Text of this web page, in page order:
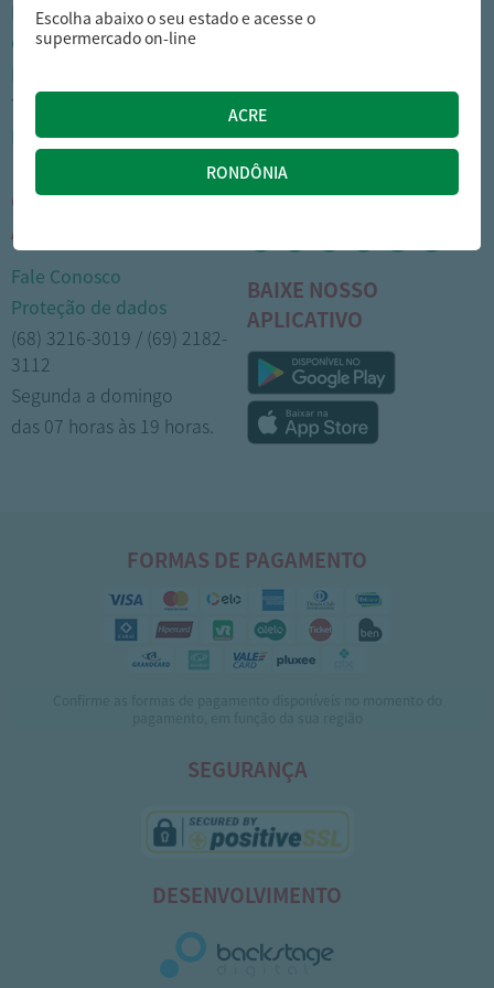
Nossas lojas
Cartão Arasuper
Trabalhe Conosco
Portal do colaborador
Como comprar
Trocas e devoluções
Formas de pagamento
CENTRAL DE
ATENDIMENTO
Fale Conosco
Proteção de dados
(68) 3216-3019 / (69) 2182-
3112
Segunda a domingo
das 07 horas às 19 horas.
MÍDIAS SOCIAIS
BAIXE NOSSO
APLICATIVO
FORMAS DE PAGAMENTO
SEGURANÇA
DESENVOLVIMENTO
Escolha abaixo o seu estado e acesse o
supermercado on-line